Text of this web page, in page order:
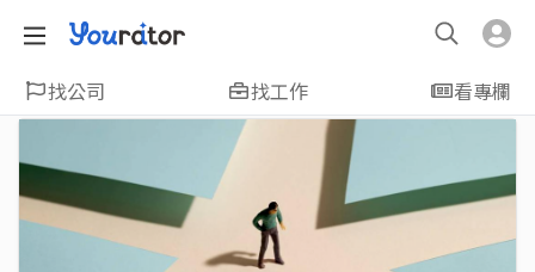
找公司 找工作 看專欄